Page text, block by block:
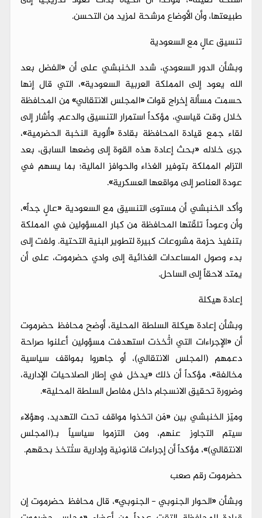
طبيعتها، وأن الأوضاع مرشحة لمزيد من التحسن.
تنسيق عالٍ مع السعودية
وبشأن الدور السعودي، شدد الخنبشي على أن «الفضل بعد
الله يعود إلى المملكة العربية السعودية»، التي قال إنها
حسمت مسألة إخراج قوات «المجلس الانتقالي» من المحافظة
خلال وقت قياسي، مؤكداً استمرار التنسيق والدعم. وأشار إلى
لقاء جمع قيادة المحافظة بقادة «ألوية النخبة الحضرمية»،
جرى خلاله «بحث إعادة هذه القوة إلى وضعها السابق، بعد
التزام المملكة بتوفير الغذاء والحوافز المالية؛ بما يسهم في
عودة العناصر إلى مواقعها العسكرية».
وأكد الخنبشي أن مستوى التنسيق مع السعودية «عالٍ جداً»،
وأن وعوداً تلقّتها المحافظة من كبار المسؤولين في المملكة
بتنفيذ حزمة مشروعات كبيرة لتطوير البنية التحتية. ولفت إلى
بدء وصول المساعدات الغذائية إلى وادي حضرموت، على أن
يمتد لاحقاً إلى الساحل.
إعادة هيكلة
وبشأن إعادة هيكلة السلطة المحلية، أوضح محافظ حضرموت
أن «الإجراءات التي اتُّخذت استهدفت مسؤولين أعلنوا صراحة
دعمهم (المجلس الانتقالي)، أو جاهروا بمواقف سياسية
مخالفة»، مؤكداً أن ذلك «يدخل في إطار الصلاحيات الإدارية،
وضرورة تحقيق الانسجام داخل مفاصل السلطة المحلية».
وميّز الخنبشي بين «مَن اتخذوا مواقف تحت التهديد، وهؤلاء
سيتم التجاوز عنهم، ومن التزموا سياسياً بـ(المجلس
الانتقالي)»، مؤكداً أن إجراءات قانونية وإدارية ستُتخذ بحقهم.
حضرموت رقم صعب
وبشأن «الحوار الجنوبي - الجنوبي»، قال محافظ حضرموت إن